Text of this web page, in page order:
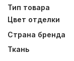
Тип товара
Цвет отделки
Страна бренда
Ткань